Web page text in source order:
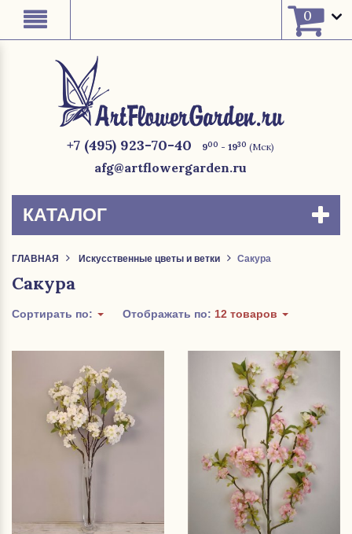
0
+7 (495) 923-70-40 900 - 1930 (Мск)
afg@artflowergarden.ru
КАТАЛОГ
ГЛАВНАЯ Искусственные цветы и ветки Сакура
Сакура
Сортирать по: Отображать по: 12 товаров